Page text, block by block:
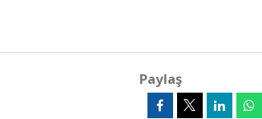
Paylaş